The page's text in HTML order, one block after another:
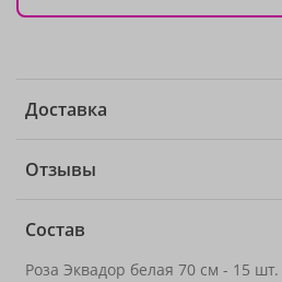
Доставка
Отзывы
Состав
Роза Эквадор белая 70 см - 15 шт.